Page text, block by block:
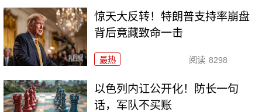
惊天大反转！特朗普支持率崩盘
背后竟藏致命一击
最热 阅读 8298
以色列内讧公开化！防长一句
话，军队不买账